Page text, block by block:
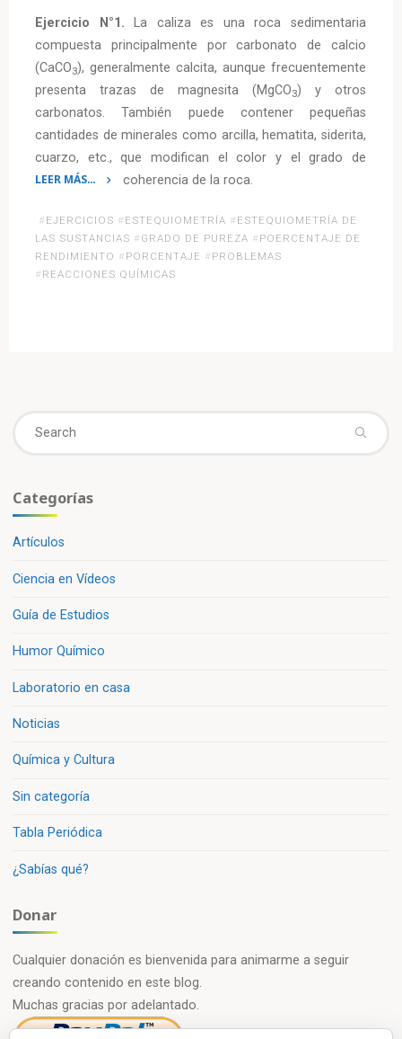
Ejercicio N°1. La caliza es una roca sedimentaria
compuesta principalmente por carbonato de calcio
(CaCO3), generalmente calcita, aunque frecuentemente
presenta trazas de magnesita (MgCO3) y otros
carbonatos. También puede contener pequeñas
cantidades de minerales como arcilla, hematita, siderita,
cuarzo, etc., que modifican el color y el grado de
coherencia de la roca.
LEER MÁS…
de
Estequiometria
de
# EJERCICIOS # ESTEQUIOMETRÍA # ESTEQUIOMETRÍA DE
LAS SUSTANCIAS # GRADO DE PUREZA # POERCENTAJE DE
RENDIMIENTO # PORCENTAJE # PROBLEMAS
# REACCIONES QUÍMICAS
Categorías
Artículos
Ciencia en Vídeos
Guía de Estudios
Humor Químico
Laboratorio en casa
Noticias
Química y Cultura
Sin categoría
Tabla Periódica
¿Sabías qué?
Donar
Cualquier donación es bienvenida para animarme a seguir
creando contenido en este blog.
Muchas gracias por adelantado.